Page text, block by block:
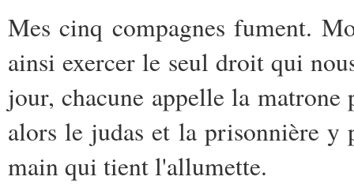
Mes cinq compagnes fument.
ainsi exercer le seul droit qui
jour, chacune appelle la
alors le judas et la prisonnière y
main qui tient l'allumette.